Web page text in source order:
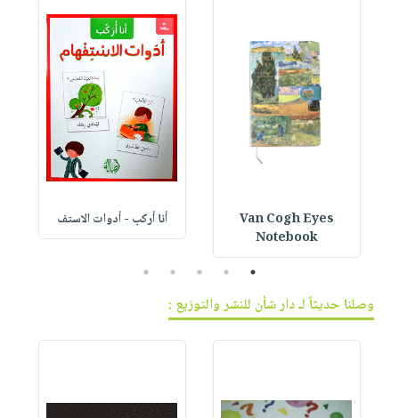
Van Cogh Eyes
Notebook
أنا أركب - أدوات الاستف
1
2
3
4
5
وصلنا حديثاً لـ دار شأن للنشر والتوزيع :